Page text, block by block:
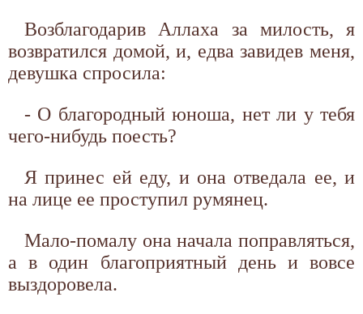
Возблагодарив Аллаха за милость, я
возвратился домой, и, едва завидев меня,
девушка спросила:
- О благородный юноша, нет ли у тебя
чего-нибудь поесть?
Я принес ей еду, и она отведала ее, и
на лице ее проступил румянец.
Мало-помалу она начала поправляться,
а в один благоприятный день и вовсе
выздоровела.